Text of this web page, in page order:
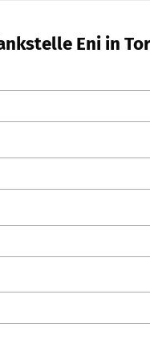
Eni in